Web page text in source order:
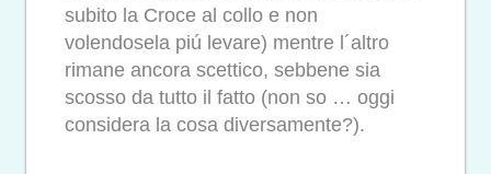
subito la Croce al collo e non
volendosela piú levare) mentre l´altro
rimane ancora scettico, sebbene sia
scosso da tutto il fatto (non so … oggi
considera la cosa diversamente?).